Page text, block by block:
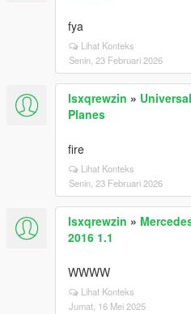
fya
Lihat Konteks
Senin, 23 Februari 2026
lsxqrewzin »
Planes
fire
Lihat Konteks
Senin, 23 Februari 2026
lsxqrewzin »
2016 1.1
WWWW
Lihat Konteks
Jumat, 16 Mei 2025